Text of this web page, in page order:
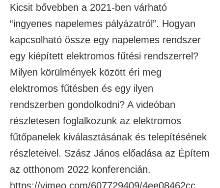
Kicsit bővebben a 2021-ben várható
“ingyenes napelemes pályázatról”. Hogyan
kapcsolható össze egy napelemes rendszer
egy kiépített elektromos fűtési rendszerrel?
Milyen körülmények között éri meg
elektromos fűtésben és egy ilyen
rendszerben gondolkodni? A videóban
részletesen foglalkozunk az elektromos
fűtőpanelek kiválasztásának és telepítésének
részleteivel. Szász János előadása az Építem
az otthonom 2022 konferencián.
https://vimeo.com/607729409/4ee08462cc